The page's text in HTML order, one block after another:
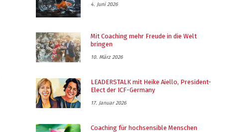
4. Juni 2026
Mit Coaching mehr Freude in die Welt
bringen
10. März 2026
LEADERSTALK mit Heike Aiello, President-
Elect der ICF-Germany
17. Januar 2026
Coaching für hochsensible Menschen